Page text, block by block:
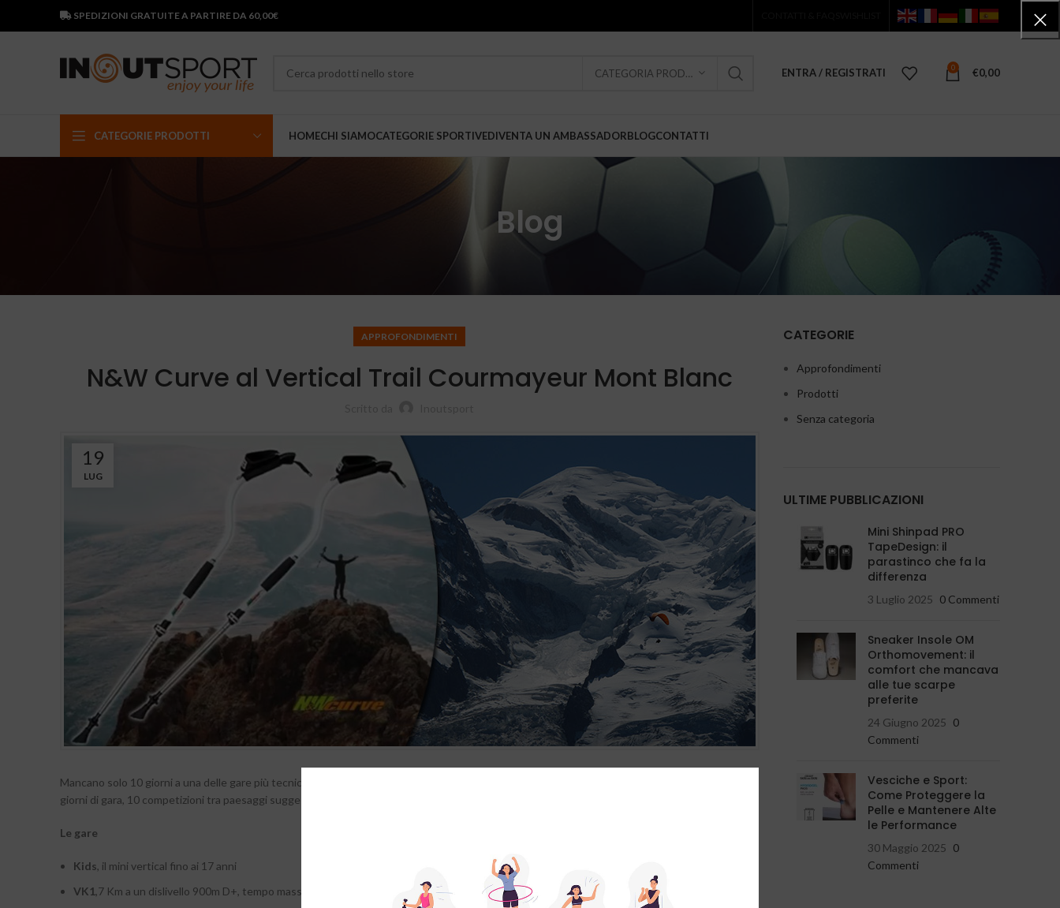
SPEDIZIONI GRATUITE A PARTIRE DA 60,00€
CATEGORIA PRODOTTO ENTRA / REGISTRATI 0 €0,00
CATEGORIE PRODOTTI HOMECHI SIAMOCATEGORIE SPORTIVEDIVENTA UN AMBASSADORBLOGCONTATTI
Blog
APPROFONDIMENTI
N&W Curve al Vertical Trail Courmayeur Mont Blanc
19
LUG
Mancano solo 10 giorni a una delle gare più tecniche e suggestive del settore, la Vertical Trail Corumayeur Mont Blanc. 30 luglio- 1° agosto 2
giorni di gara, 10 competizioni tra paesaggi suggestivi e strapiombi mozzafiato.
Le gare
Kids, il mini vertical fino ai 17 anni
VK1,7 Km a un dislivello 900m D+, tempo massimo 2H 00m – notturno
CATEGORIE
Approfondimenti
Prodotti
Senza categoria
ULTIME PUBBLICAZIONI
Mini Shinpad PRO
TapeDesign: il
parastinco che fa la
differenza
3 Luglio 2025 0 Commenti
Sneaker Insole OM
Orthomovement: il
comfort che mancava
alle tue scarpe
preferite
24 Giugno 2025 0
Commenti
Vesciche e Sport:
Come Proteggere la
Pelle e Mantenere Alte
le Performance
30 Maggio 2025 0
Commenti